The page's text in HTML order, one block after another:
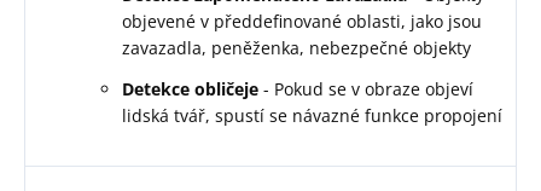
objevené v předdefinované oblasti, jako jsou
zavazadla, peněženka, nebezpečné objekty
Detekce obličeje - Pokud se v obraze objeví
lidská tvář, spustí se návazné funkce propojení